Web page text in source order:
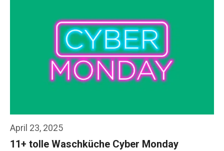
April 23, 2025
11+ tolle Waschküche Cyber Monday